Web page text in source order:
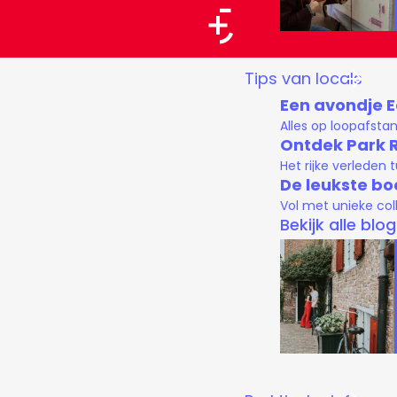
G
r
Tips van locals
Een avondje
Alles op
Ontdek Park
Het rijke verleden
De leukste
Vol met unieke
Bekijk alle